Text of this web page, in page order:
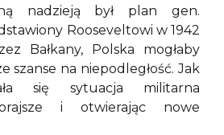
nadzieją był plan gen.
Rooseveltowi w 1942
Bałkany, Polska mogłaby
szanse na niepodległość. Jak
się sytuacja militarna
i otwierając nowe